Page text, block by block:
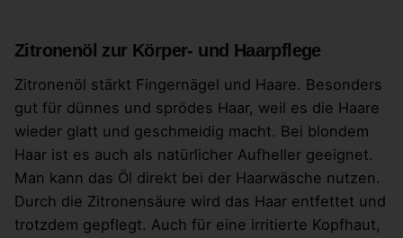
Zitronenöl zur Körper- und Haarpflege
Zitronenöl stärkt Fingernägel und Haare. Besonders
gut für dünnes und sprödes Haar, weil es die Haare
wieder glatt und geschmeidig macht. Bei blondem
Haar ist es auch als natürlicher Aufheller geeignet.
Man kann das Öl direkt bei der Haarwäsche nutzen.
Durch die Zitronensäure wird das Haar entfettet und
trotzdem gepflegt. Auch für eine irritierte Kopfhaut,